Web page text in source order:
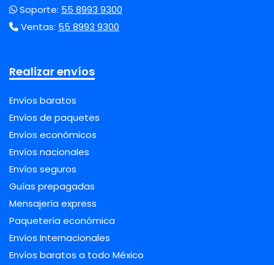
Soporte: 55 8993 9300
Ventas: 55 8993 9300
Realizar envíos
Envíos baratos
Envíos de paquetes
Envíos económicos
Envíos nacionales
Envíos seguros
Guías prepagadas
Mensajería express
Paquetería económica
Envíos Internacionales
Envíos baratos a todo México